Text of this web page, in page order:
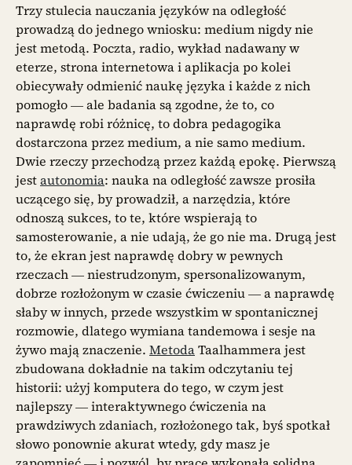
Trzy stulecia nauczania języków na odległość
prowadzą do jednego wniosku: medium nigdy nie
jest metodą. Poczta, radio, wykład nadawany w
eterze, strona internetowa i aplikacja po kolei
obiecywały odmienić naukę języka i każde z nich
pomogło — ale badania są zgodne, że to, co
naprawdę robi różnicę, to dobra pedagogika
dostarczona przez medium, a nie samo medium.
Dwie rzeczy przechodzą przez każdą epokę. Pierwszą
jestautonomia: nauka na odległość zawsze prosiła
uczącego się, by prowadził, a narzędzia, które
odnoszą sukces, to te, które wspierają to
samosterowanie, a nie udają, że go nie ma. Drugą jest
to, że ekran jest naprawdę dobry w pewnych
rzeczach — niestrudzonym, spersonalizowanym,
dobrze rozłożonym w czasie ćwiczeniu — a naprawdę
słaby w innych, przede wszystkim w spontanicznej
rozmowie, dlatego wymiana tandemowa i sesje na
żywo mają znaczenie. MetodaTaalhammera jest
zbudowana dokładnie na takim odczytaniu tej
historii: użyj komputera do tego, w czym jest
najlepszy — interaktywnego ćwiczenia na
prawdziwych zdaniach, rozłożonego tak, byś spotkał
słowo ponownie akurat wtedy, gdy masz je